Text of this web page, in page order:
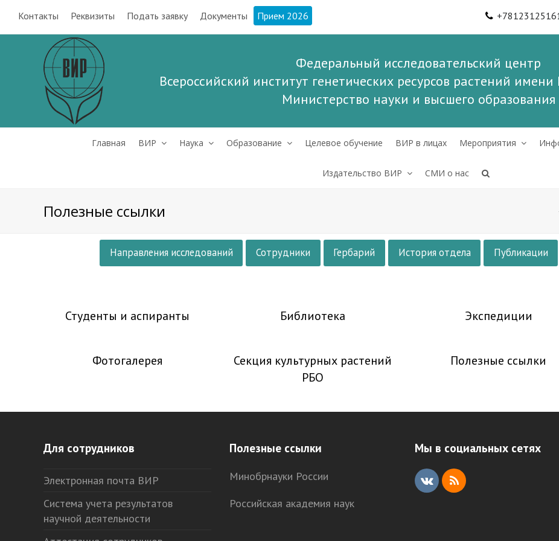
Контакты Реквизиты Подать заявку Документы Прием 2026
Федеральный исследовательский центр
Всероссийский институт генетических ресурсов растений
Министерство науки и высшего образования
Главная ВИР Наука Образование Целевое обучение ВИР в лицах Мероприятия
Издательство ВИР СМИ о нас
Полезные ссылки
Направления исследований Сотрудники Гербарий История отдела Публикации
Студенты и аспиранты Библиотека Экспедиции
Фотогалерея
Секция культурных растений
РБО
Полезные ссылки
Для сотрудников
Электронная почта ВИР
Система учета результатов
научной деятельности
Полезные ссылки
Минобрнауки России
Российская академия наук
Мы в социальных сетях
V
R